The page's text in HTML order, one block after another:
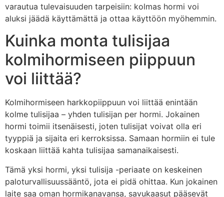
varautua tulevaisuuden tarpeisiin: kolmas hormi voi
aluksi jäädä käyttämättä ja ottaa käyttöön myöhemmin.
Kuinka monta tulisijaa
kolmihormiseen piippuun
voi liittää?
Kolmihormiseen harkkopiippuun voi liittää enintään
kolme tulisijaa – yhden tulisijan per hormi. Jokainen
hormi toimii itsenäisesti, joten tulisijat voivat olla eri
tyyppiä ja sijaita eri kerroksissa. Samaan hormiin ei tule
koskaan liittää kahta tulisijaa samanaikaisesti.
Tämä yksi hormi, yksi tulisija -periaate on keskeinen
paloturvallisuussääntö, jota ei pidä ohittaa. Kun jokainen
laite saa oman hormikanavansa, savukaasut pääsevät